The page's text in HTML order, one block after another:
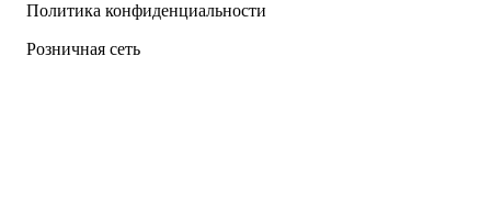
Политика конфиденциальности
Розничная сеть